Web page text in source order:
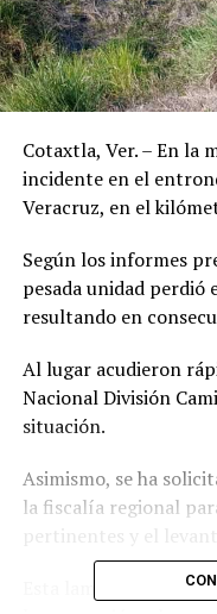
Cotaxtla, Ver. – En la
incidente en el
Veracruz, en el
Según los informes
pesada unidad
resultando en
Al lugar acudieron
Nacional División
situación.
Asimismo, se ha
la fiscalía regional
pertinentes y el
Esta lamentable